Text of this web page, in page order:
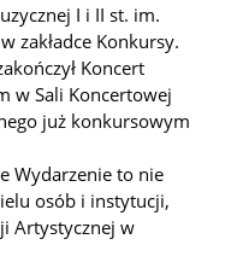
I i II st. im.
zakładce Konkursy.
Koncert
w Sali Koncertowej
już konkursowym
Wydarzenie to nie
osób i instytucji,
Artystycznej w